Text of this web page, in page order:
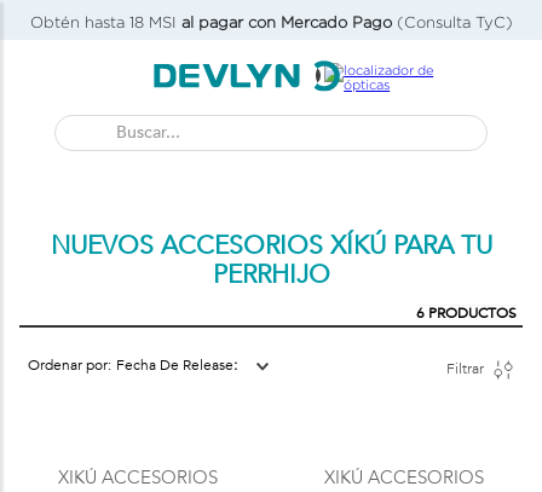
Obtén hasta 18 MSI al pagar con Mercado Pago(Consulta TyC)
Buscar...
NUEVOS ACCESORIOS XÍKÚ PARA TU
PERRHIJO
6 PRODUCTOS
Fecha De Release Filtrar
XIKÚ ACCESORIOS XIKÚ ACCESORIOS